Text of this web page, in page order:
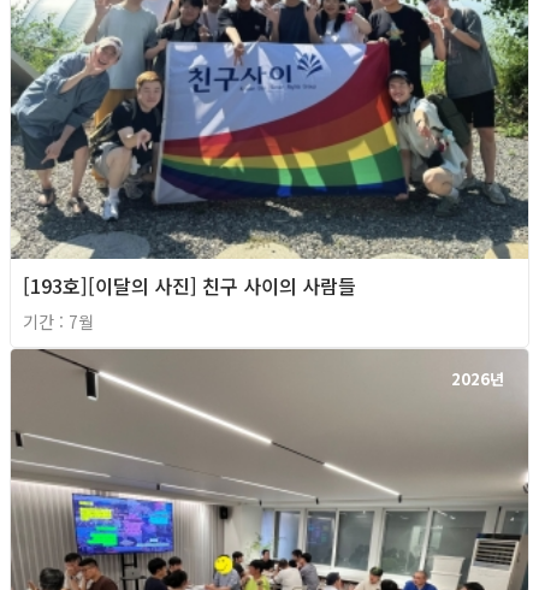
[193호][이달의 사진] 친구 사이의 사람들
기간 : 7월
2026년